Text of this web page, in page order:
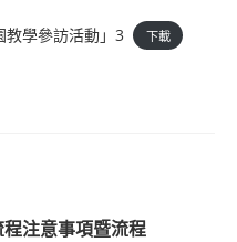
教學參訪活動」3 下載
注意事項暨流程